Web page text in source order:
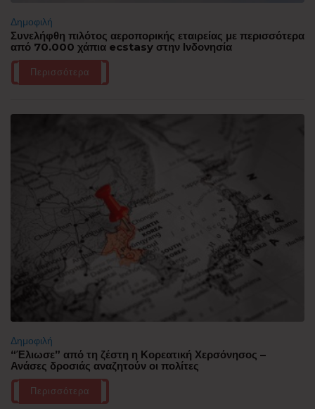
Δημοφιλή
Συνελήφθη πιλότος αεροπορικής εταιρείας με περισσότερα
από 70.000 χάπια ecstasy στην Ινδονησία
Περισσότερα
Δημοφιλή
“Έλιωσε” από τη ζέστη η Κορεατική Χερσόνησος –
Ανάσες δροσιάς αναζητούν οι πολίτες
Περισσότερα